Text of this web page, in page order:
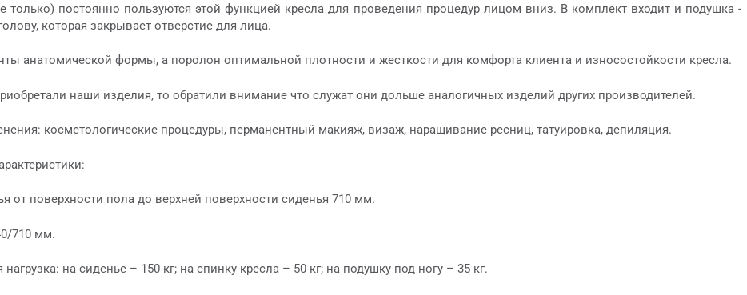
только) постоянно пользуются этой функцией кресла для проведения процедур лицом вниз. В комплект входит и подушка -
которая закрывает отверстие для лица.
анатомической формы, а поролон оптимальной плотности и жесткости для комфорта клиента и износостойкости кресла.
наши изделия, то обратили внимание что служат они дольше аналогичных изделий других производителей.
косметологические процедуры, перманентный макияж, визаж, наращивание ресниц, татуировка, депиляция.
от поверхности пола до верхней поверхности сиденья 710 мм.
710 мм.
на сиденье – 150 кг; на спинку кресла – 50 кг; на подушку под ногу – 35 кг.